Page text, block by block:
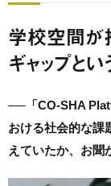
学校空間が
ギャップと
──「CO-SHA
おける社会的な課
えていたか、お聞